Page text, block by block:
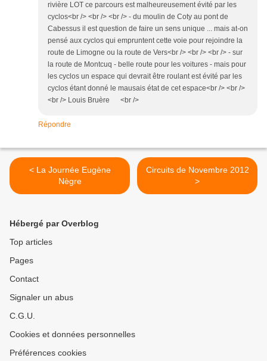
rivière LOT ce parcours est malheureusement évité par les
cyclos<br /> <br /> <br /> - du moulin de Coty au pont de
Cabessus il est question de faire un sens unique ... mais at-on
pensé aux cyclos qui empruntent cette voie pour rejoindre la
route de Limogne ou la route de Vers<br /> <br /> <br /> - sur
la route de Montcuq - belle route pour les voitures - mais pour
les cyclos un espace qui devrait être roulant est évité par les
cyclos étant donné le mausais état de cet espace<br /> <br />
<br /> Louis Bruère <br />
Répondre
< La Journée Eugène
Nègre
Circuits de Novembre 2012
>
Hébergé par Overblog
Top articles
Pages
Contact
Signaler un abus
C.G.U.
Cookies et données personnelles
Préférences cookies